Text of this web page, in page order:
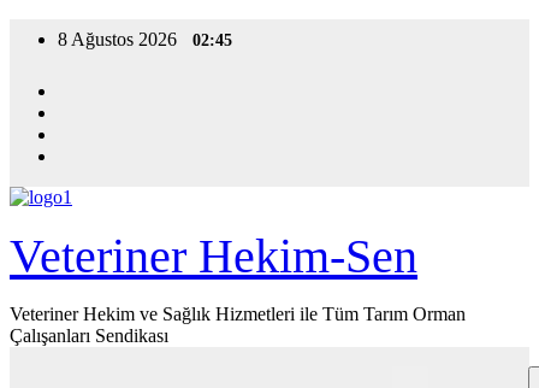
8 Ağustos 2026 02:45
Veteriner Hekim-Sen
Veteriner Hekim ve Sağlık Hizmetleri ile Tüm Tarım Orman
Çalışanları Sendikası